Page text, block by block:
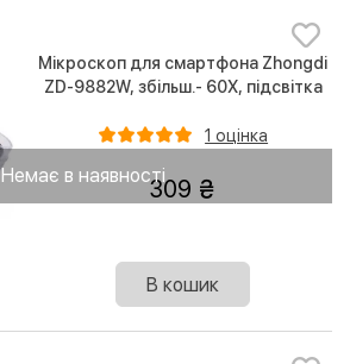
Немає в наявності
Мікроскоп для смартфона Zhongdi
ZD-9882W, збільш.- 60Х, підсвітка
1 оцінка
309
В кошик